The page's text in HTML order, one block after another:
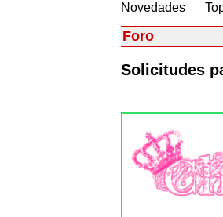
Novedades
Foro
Solicitudes